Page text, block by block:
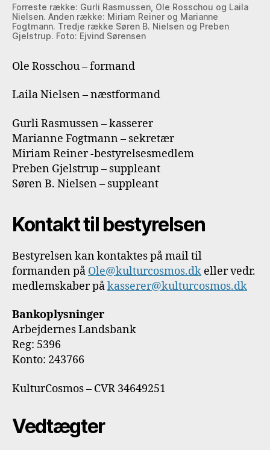
Forreste række: Gurli Rasmussen, Ole Rosschou og Laila
Nielsen. Anden række: Miriam Reiner og Marianne
Fogtmann. Tredje række Søren B. Nielsen og Preben
Gjelstrup. Foto: Ejvind Sørensen
Ole Rosschou – formand
Laila Nielsen – næstformand
Gurli Rasmussen – kasserer
Marianne Fogtmann – sekretær
Miriam Reiner -bestyrelsesmedlem
Preben Gjelstrup – suppleant
Søren B. Nielsen – suppleant
Kontakt til bestyrelsen
Bestyrelsen kan kontaktes på mail til
formanden på Ole@kulturcosmos.dk eller vedr.
medlemskaber påkasserer@kulturcosmos.dk
Bankoplysninger
Arbejdernes Landsbank
Reg: 5396
Konto: 243766
KulturCosmos – CVR 34649251
Vedtægter